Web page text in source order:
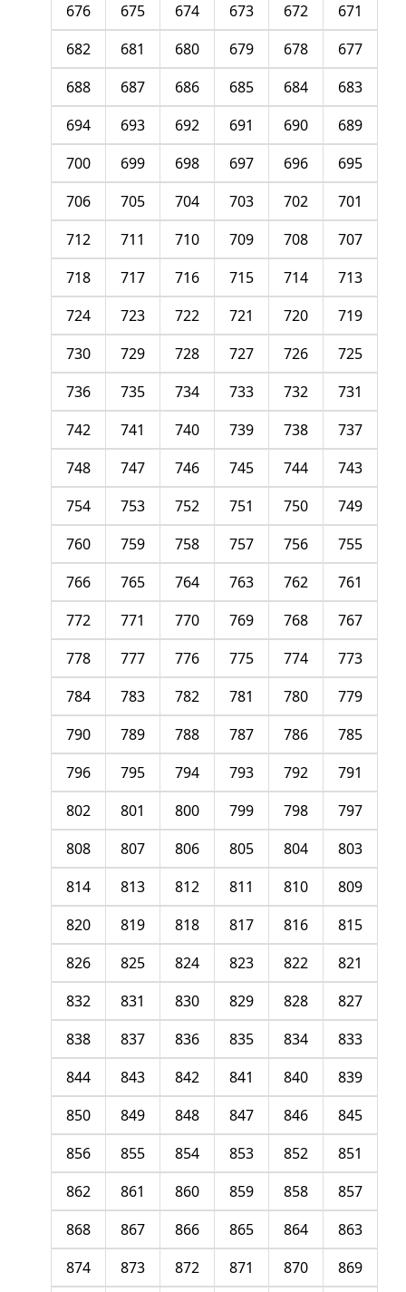
671
672
673
674
675
676
677
678
679
680
681
682
683
684
685
686
687
688
689
690
691
692
693
694
695
696
697
698
699
700
701
702
703
704
705
706
707
708
709
710
711
712
713
714
715
716
717
718
719
720
721
722
723
724
725
726
727
728
729
730
731
732
733
734
735
736
737
738
739
740
741
742
743
744
745
746
747
748
749
750
751
752
753
754
755
756
757
758
759
760
761
762
763
764
765
766
767
768
769
770
771
772
773
774
775
776
777
778
779
780
781
782
783
784
785
786
787
788
789
790
791
792
793
794
795
796
797
798
799
800
801
802
803
804
805
806
807
808
809
810
811
812
813
814
815
816
817
818
819
820
821
822
823
824
825
826
827
828
829
830
831
832
833
834
835
836
837
838
839
840
841
842
843
844
845
846
847
848
849
850
851
852
853
854
855
856
857
858
859
860
861
862
863
864
865
866
867
868
869
870
871
872
873
874